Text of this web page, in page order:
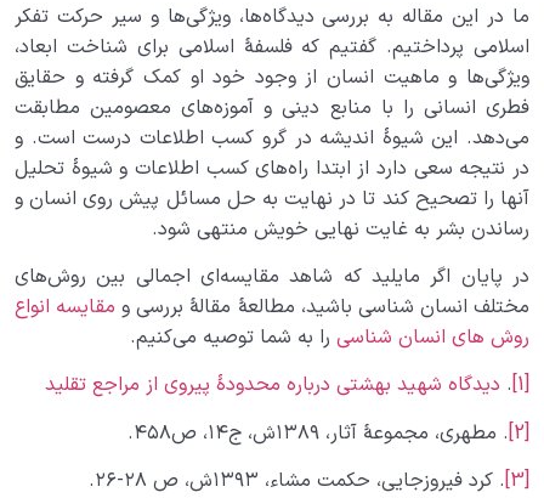
ما در این مقاله به بررسی دیدگاه‌ها، ویژگی­‌ها و سیر حرکت تفکر
اسلامی پرداختیم. گفتیم که فلسفۀ اسلامی برای شناخت ابعاد،
ویژگی‌ها و ماهیت انسان از وجود خود او کمک گرفته و حقایق
فطری انسانی را با منابع دینی و آموزه‌های معصومین مطابقت
می‌دهد. این شیوۀ اندیشه در گرو کسب اطلاعات درست است. و
در نتیجه سعی دارد از ابتدا راه‌های کسب اطلاعات و شیوۀ تحلیل
آنها را تصحیح کند تا در نهایت به حل مسائل پیش روی انسان و
رساندن بشر به غایت نهایی خویش منتهی شود.
در پایان اگر مایلید که شاهد مقایسه‌ای اجمالی بین روش‌های
مختلف انسان شناسی باشید، مطالعۀ مقالۀ بررسی و مقایسه انواع
روش‌ های انسان شناسی را به شما توصیه می‌کنیم.
[1]
. دیدگاه شهید بهشتی درباره محدودۀ پیروی از مراجع تقلید
[2]
. مطهری، مجموعۀ آثار، ۱۳۸۹ش، ج۱۴، ص۴۵۸.
[3]
. کرد فیروزجایی، حکمت مشاء، ۱۳۹۳ش، ص ۲۸-۲۶.